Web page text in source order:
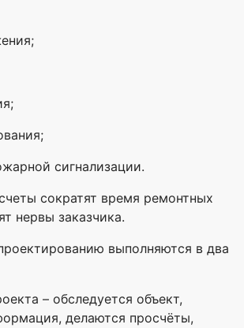
сигнализации.
сократят время ремонтных
нервы заказчика.
выполняются в два
– обследуется объект,
делаются просчёты,